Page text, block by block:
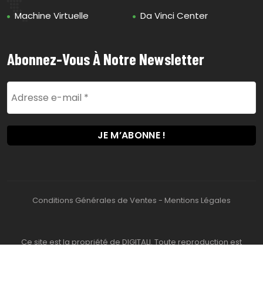
Machine Virtuelle
Da Vinci Center
Abonnez-Vous À Notre Newsletter
Conditions Générales de Ventes - Mentions Légales
Ce site est la propriété de DIGITALI. Toute reproduction est